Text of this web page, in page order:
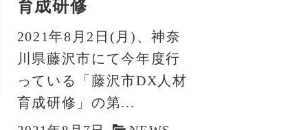
育成研修
2021年8月2日(月)、神奈
川県藤沢市にて今年度行
っている「藤沢市DX人材
育成研修」の第...